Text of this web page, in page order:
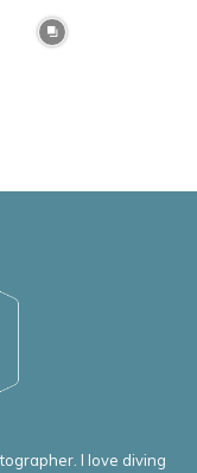
I love diving